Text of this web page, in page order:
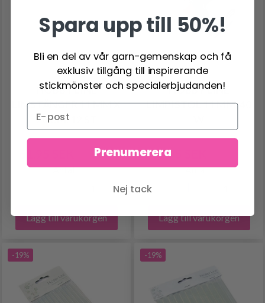
HOBBY LINE
LIMSTÄNGER 11 MM X
20 CM, 12 ST
76.95 SEK
Antal
Lägg till varukorgen
HOBBY LINE
LIMPISTOL 11 MM, 40
69.95 SEK
Antal
Lägg till varukorgen
-19% -19%
Spara upp till 50%!
Bli en del av vår garn-gemenskap och få
exklusiv tillgång till inspirerande
stickmönster och specialerbjudanden!
Prenumerera
Nej tack